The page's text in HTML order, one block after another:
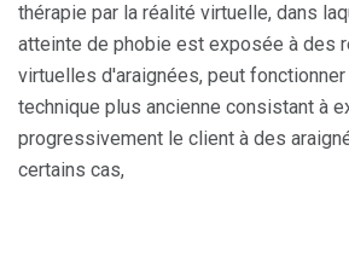
thérapie par la réalité virtuelle, dans
atteinte de phobie est exposée à des
virtuelles d'araignées, peut
technique plus ancienne consistant à
progressivement le client à des
certains cas,